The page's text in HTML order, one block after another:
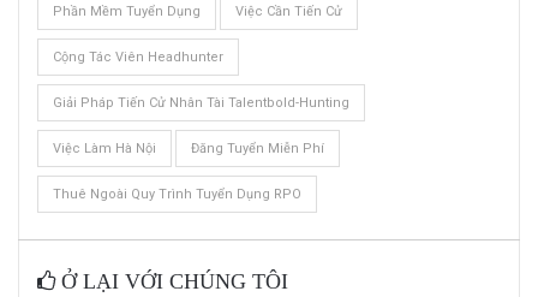
Phần Mềm Tuyển Dụng Việc Cần Tiến Cử
Cộng Tác Viên Headhunter
Giải Pháp Tiến Cử Nhân Tài Talentbold-Hunting
Việc Làm Hà Nội Đăng Tuyển Miễn Phí
Thuê Ngoài Quy Trình Tuyển Dụng RPO
Ở LẠI VỚI CHÚNG TÔI